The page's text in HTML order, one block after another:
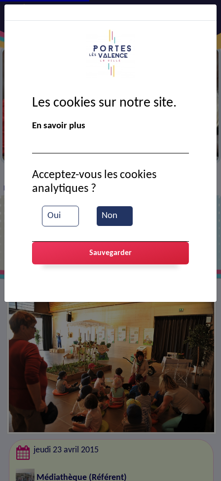
> VIE MUNICIPALE > Ressources documentaires
Exposition sur le jardin potager
jeudi 23 avril 2015
Médiathèque (Référent)
Les cookies sur notre site.
En savoir plus
Oui Non
Acceptez-vous les cookies
analytiques ?
Sauvegarder